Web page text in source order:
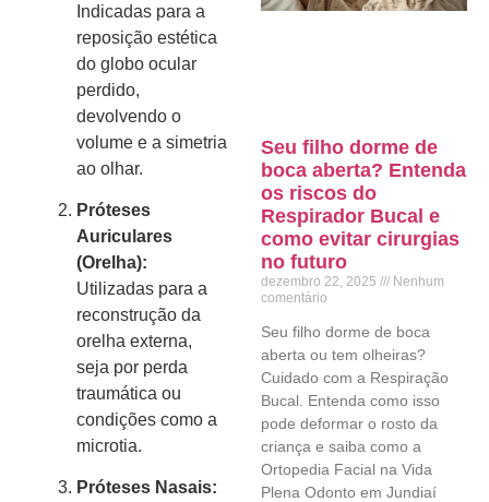
Indicadas para a
reposição estética
do globo ocular
perdido,
devolvendo o
volume e a simetria
ao olhar.
Próteses
Auriculares
(Orelha):
Utilizadas para a
reconstrução da
orelha externa,
seja por perda
traumática ou
condições como a
microtia.
Próteses Nasais:
Seu filho dorme de
boca aberta? Entenda
os riscos do
Respirador Bucal e
como evitar cirurgias
no futuro
dezembro 22, 2025
Nenhum
comentário
Seu filho dorme de boca
aberta ou tem olheiras?
Cuidado com a Respiração
Bucal. Entenda como isso
pode deformar o rosto da
criança e saiba como a
Ortopedia Facial na Vida
Plena Odonto em Jundiaí